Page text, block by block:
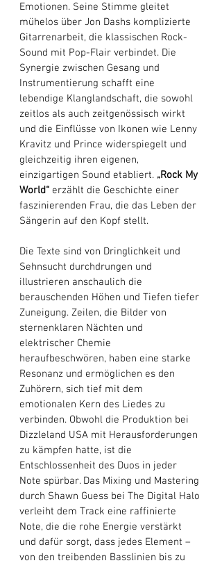
Emotionen. Seine Stimme gleitet
mühelos über Jon Dashs komplizierte
Gitarrenarbeit, die klassischen Rock-
Sound mit Pop-Flair verbindet. Die
Synergie zwischen Gesang und
Instrumentierung schafft eine
lebendige Klanglandschaft, die sowohl
zeitlos als auch zeitgenössisch wirkt
und die Einflüsse von Ikonen wie Lenny
Kravitz und Prince widerspiegelt und
gleichzeitig ihren eigenen,
einzigartigen Sound etabliert. „Rock My
World“ erzählt die Geschichte einer
faszinierenden Frau, die das Leben der
Sängerin auf den Kopf stellt.
Die Texte sind von Dringlichkeit und
Sehnsucht durchdrungen und
illustrieren anschaulich die
berauschenden Höhen und Tiefen tiefer
Zuneigung. Zeilen, die Bilder von
sternenklaren Nächten und
elektrischer Chemie
heraufbeschwören, haben eine starke
Resonanz und ermöglichen es den
Zuhörern, sich tief mit dem
emotionalen Kern des Liedes zu
verbinden. Obwohl die Produktion bei
Dizzleland USA mit Herausforderungen
zu kämpfen hatte, ist die
Entschlossenheit des Duos in jeder
Note spürbar. Das Mixing und Mastering
durch Shawn Guess bei The Digital Halo
verleiht dem Track eine raffinierte
Note, die die rohe Energie verstärkt
und dafür sorgt, dass jedes Element – ​​
von den treibenden Basslinien bis zu